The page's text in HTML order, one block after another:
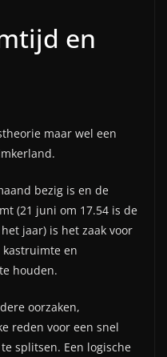
en
maar wel een
bezig is en de
(21 juni om 17.54 is de
jaar) is het zaak voor
en
houden.
oorzaken,
reden voor een snel
splitsen. Een logische